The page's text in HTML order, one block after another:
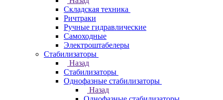
Складская техника
Ричтраки
Ручные гидравлические
Самоходные
Электроштабелеры
Стабилизаторы
Назад
Стабилизаторы
Однофазные стабилизаторы
Назад